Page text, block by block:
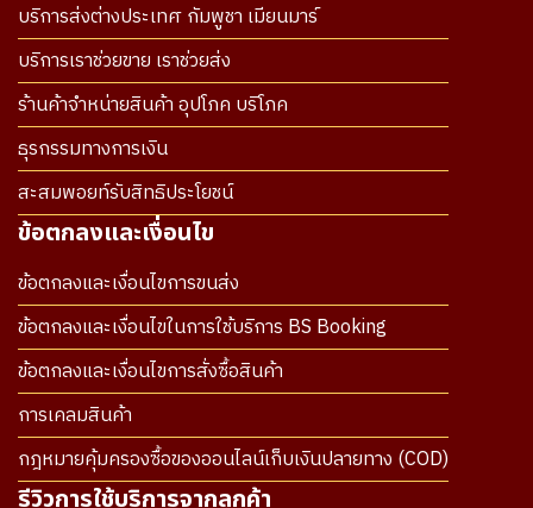
บริการส่งต่างประเทศ กัมพูชา เมียนมาร์
บริการเราช่วยขาย เราช่วยส่ง
ร้านค้าจำหน่ายสินค้า อุปโภค บริโภค
ธุรกรรมทางการเงิน
สะสมพอยท์รับสิทธิประโยชน์
ข้อตกลงและเงื่อนไข
ข้อตกลงและเงื่อนไขการขนส่ง
ข้อตกลงและเงื่อนไขในการใช้บริการ BS Booking
ข้อตกลงและเงื่อนไขการสั่งซื้อสินค้า
การเคลมสินค้า
กฎหมายคุ้มครองซื้อของออนไลน์เก็บเงินปลายทาง (COD)
รีวิวการใช้บริการจากลูกค้า